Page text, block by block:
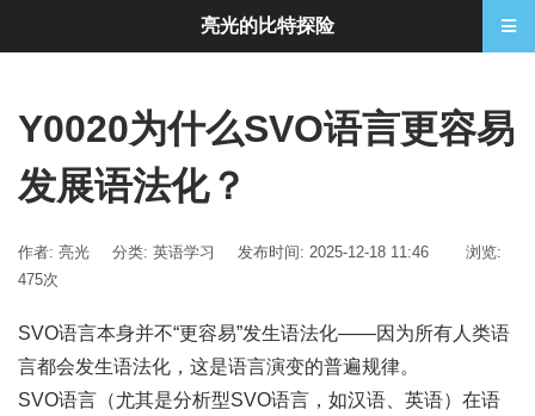
Y0020为什么SVO语言更容易
发展语法化？
作者: 亮光 分类: 英语学习 发布时间: 2025-12-18 11:46
浏览:
475次
SVO语言本身并不“更容易”发生语法化——因为所有人类语
言都会发生语法化，这是语言演变的普遍规律。
SVO语言（尤其是分析型SVO语言，如汉语、英语）在语
亮光的比特探险